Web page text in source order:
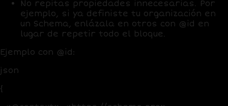
No repitas propiedades innecesarias. Por
ejemplo, si ya definiste tu organización en
un Schema, enlázala en otros con @id en
lugar de repetir todo el bloque.
Ejemplo con @id:
json
{